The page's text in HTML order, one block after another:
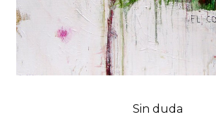
Sin duda